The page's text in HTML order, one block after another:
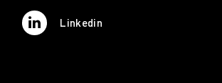
Linkedin